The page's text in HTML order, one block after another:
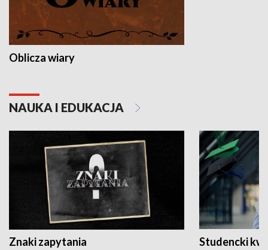
Oblicza wiary
NAUKA I EDUKACJA
Znaki zapytania Studencki